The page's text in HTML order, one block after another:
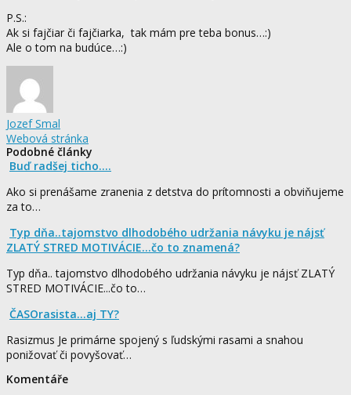
P.S.:
Ak si fajčiar či fajčiarka, tak mám pre teba bonus…:)
Ale o tom na budúce…:)
Jozef Smal
Webová stránka
Podobné články
Buď radšej ticho....
Ako si prenášame zranenia z detstva do prítomnosti a obviňujeme
za to…
Typ dňa..tajomstvo dlhodobého udržania návyku je nájsť
ZLATÝ STRED MOTIVÁCIE...čo to znamená?
Typ dňa.. tajomstvo dlhodobého udržania návyku je nájsť ZLATÝ
STRED MOTIVÁCIE...čo to…
ČASOrasista...aj TY?
Rasizmus Je primárne spojený s ľudskými rasami a snahou
ponižovať či povyšovať…
Komentáře